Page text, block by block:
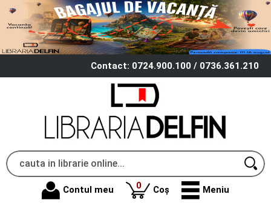
Contact: 0724.900.100 / 0736.361.210
Contul meu 0produse
Coș Meniu